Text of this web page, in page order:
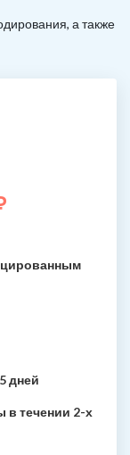
а также
дней
в течении 2-х